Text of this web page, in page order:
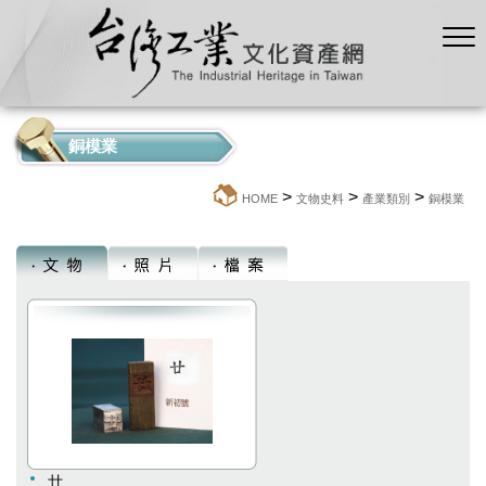
銅模業
HOME > 文物史料 > 產業類別 > 銅模業
廿